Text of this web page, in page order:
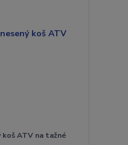
ATV na tažné